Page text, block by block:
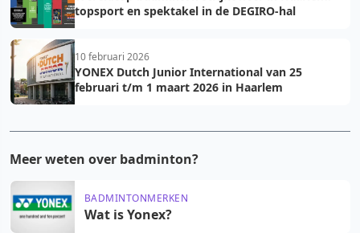
topsport en spektakel in de DEGIRO-hal
10 februari 2026
YONEX Dutch Junior International van 25
februari t/m 1 maart 2026 in Haarlem
Meer weten over badminton?
BADMINTONMERKEN
Wat is Yonex?